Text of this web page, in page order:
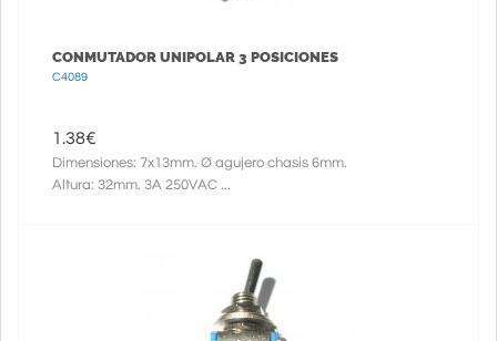
CONMUTADOR UNIPOLAR 3 POSICIONES
C4089
1.38€
Dimensiones: 7x13mm. Ø agujero chasis 6mm.
Altura: 32mm. 3A 250VAC ...